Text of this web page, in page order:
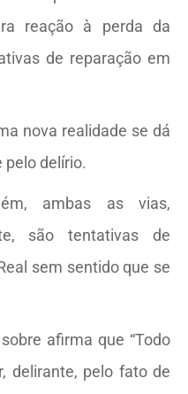
reação à perda da
de reparação em
nova realidade se dá
pelo delírio.
ambas as vias,
são tentativas de
sem sentido que se
afirma que “Todo
delirante, pelo fato de